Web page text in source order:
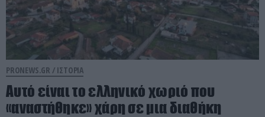
PRONEWS.GR / ΙΣΤΟΡΙΑ
Αυτό είναι το ελληνικό χωριό που
«αναστήθηκε» χάρη σε μια διαθήκη